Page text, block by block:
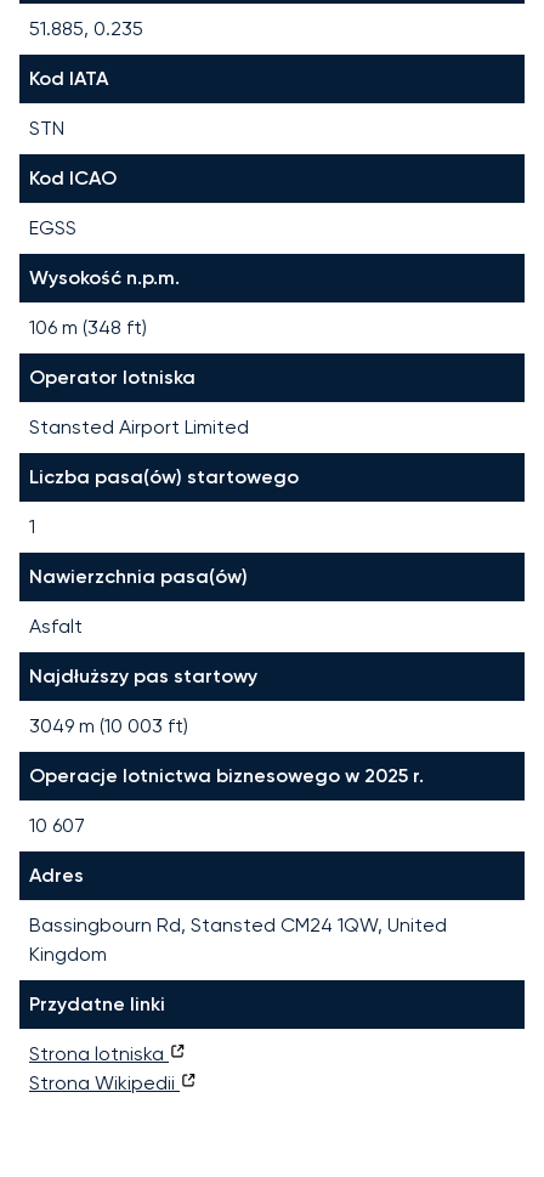
51.885, 0.235
Kod IATA
STN
Kod ICAO
EGSS
Wysokość n.p.m.
106 m (348 ft)
Operator lotniska
Stansted Airport Limited
Liczba pasa(ów) startowego
1
Nawierzchnia pasa(ów)
Asfalt
Najdłuższy pas startowy
3049 m (10 003 ft)
Operacje lotnictwa biznesowego w 2025 r.
10 607
Adres
Bassingbourn Rd, Stansted CM24 1QW, United
Kingdom
Przydatne linki
Strona lotniska
Strona Wikipedii